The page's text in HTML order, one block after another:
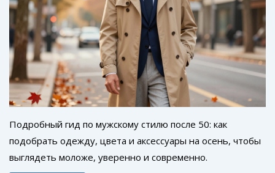
Подробный гид по мужскому стилю после 50: как
подобрать одежду, цвета и аксессуары на осень, чтобы
выглядеть моложе, уверенно и современно.